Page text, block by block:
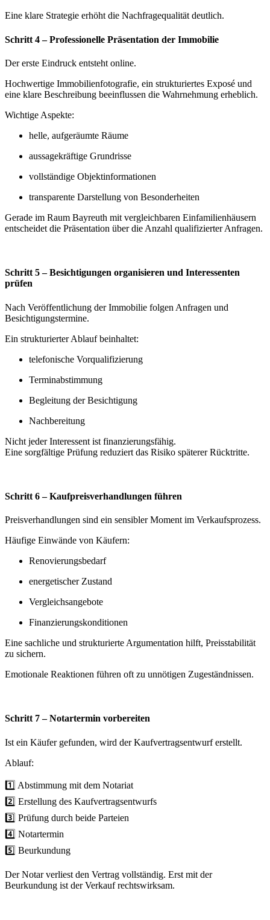
Eine klare Strategie erhöht die Nachfragequalität deutlich.
Schritt 4 – Professionelle Präsentation der Immobilie
Der erste Eindruck entsteht online.
Hochwertige Immobilienfotografie, ein strukturiertes Exposé und
eine klare Beschreibung beeinflussen die Wahrnehmung erheblich.
Wichtige Aspekte:
helle, aufgeräumte Räume
aussagekräftige Grundrisse
vollständige Objektinformationen
transparente Darstellung von Besonderheiten
Gerade im Raum Bayreuth mit vergleichbaren Einfamilienhäusern
entscheidet die Präsentation über die Anzahl qualifizierter Anfragen.
Schritt 5 – Besichtigungen organisieren und Interessenten
prüfen
Nach Veröffentlichung der Immobilie folgen Anfragen und
Besichtigungstermine.
Ein strukturierter Ablauf beinhaltet:
telefonische Vorqualifizierung
Terminabstimmung
Begleitung der Besichtigung
Nachbereitung
Nicht jeder Interessent ist finanzierungsfähig.
Eine sorgfältige Prüfung reduziert das Risiko späterer Rücktritte.
Schritt 6 – Kaufpreisverhandlungen führen
Preisverhandlungen sind ein sensibler Moment im Verkaufsprozess.
Häufige Einwände von Käufern:
Renovierungsbedarf
energetischer Zustand
Vergleichsangebote
Finanzierungskonditionen
Eine sachliche und strukturierte Argumentation hilft, Preisstabilität
zu sichern.
Emotionale Reaktionen führen oft zu unnötigen Zugeständnissen.
Schritt 7 – Notartermin vorbereiten
Ist ein Käufer gefunden, wird der Kaufvertragsentwurf erstellt.
Ablauf:
1️⃣ Abstimmung mit dem Notariat
2️⃣ Erstellung des Kaufvertragsentwurfs
3️⃣ Prüfung durch beide Parteien
4️⃣ Notartermin
5️⃣ Beurkundung
Der Notar verliest den Vertrag vollständig. Erst mit der
Beurkundung ist der Verkauf rechtswirksam.